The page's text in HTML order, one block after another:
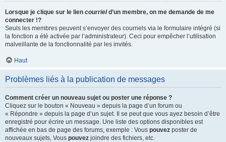
Lorsque je clique sur le lien courrield’un membre, on me demande de me
connecter !?
Seuls les membres peuvent s’envoyer des courriels via le formulaire intégré (si
la fonction a été activée par l’administrateur). Ceci pour empêcher l’utilisation
malveillante de la fonctionnalité par les invités.
Haut
Problèmes liés à la publication de messages
Comment créer un nouveau sujet ou poster une réponse ?
Cliquez sur le bouton « Nouveau » depuis la page d’un forum ou
« Répondre » depuis la page d’un sujet. Il se peut que vous ayez besoin d’être
enregistré pour écrire un message. Une liste des options disponibles est
affichée en bas de page des forums, exemple : Vous pouvez poster de
nouveaux sujets, Vous pouvez joindre des fichiers, etc.